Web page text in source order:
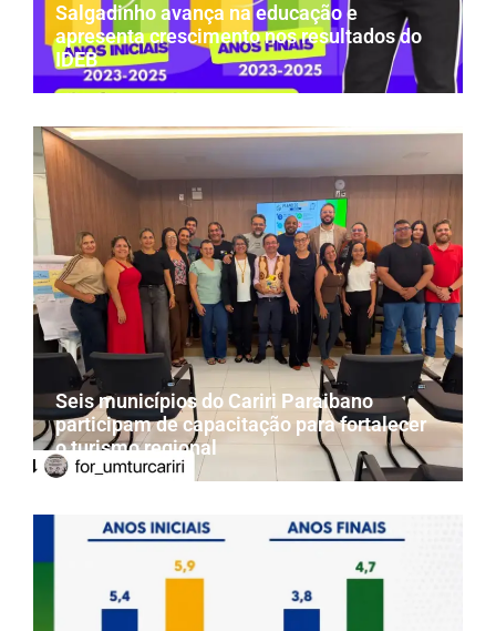
Salgadinho avança na educação e
apresenta crescimento nos resultados do
IDEB
Seis municípios do Cariri Paraibano
participam de capacitação para fortalecer
o turismo regional